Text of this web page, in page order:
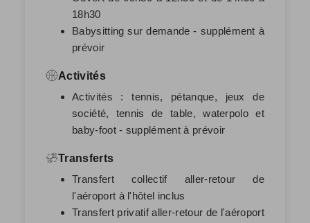
18h30
Babysitting sur demande - supplément à
prévoir
Activités
Activités : tennis, pétanque, jeux de
société, tennis de table, waterpolo et
baby-foot - supplément à prévoir
Transferts
Transfert collectif aller-retour de
l'aéroport à l'hôtel inclus
Transfert privatif aller-retour de l'aéroport